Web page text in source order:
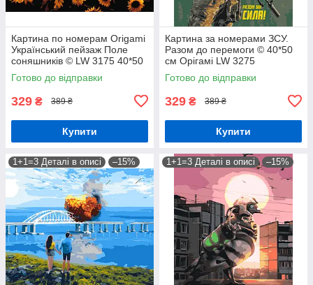
Картина по номерам Origamі
Український пейзаж Поле
соняшників © LW 3175 40*50
pbn-p
Готово до відправки
329 ₴ 389 ₴
Купити
Картина за номерами ЗСУ.
Разом до перемоги © 40*50
см Орігамі LW 3275
Готово до відправки
329 ₴ 389 ₴
Купити
1+1=3 Деталі в описі –15% 1+1=3 Деталі в описі –15%